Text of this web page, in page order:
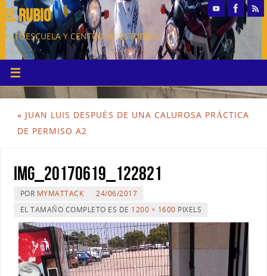
EL RUBIO
AUTOESCUELA Y CENTRO DE ESTUDIOS
« JUAN LUIS DESPUÉS DE UNA CALUROSA PRÁCTICA
DE PERMISO A2
IMG_20170619_122821
POR MYMATTACK
24/06/2017
EL TAMAÑO COMPLETO ES DE 1200 × 1600 PIXELS